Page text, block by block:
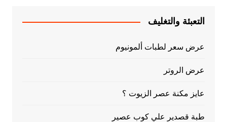
التعبئة والتغليف
عرض سعر لطبات ألمونيوم
عرض الروتر
عايز مكنة عصر الزيوت ؟
طبة قصدير علي كوب عصير